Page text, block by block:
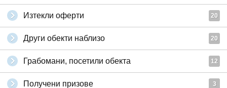
Изтекли оферти 20
Други обекти наблизо 20
Грабомани, посетили обекта 12
Получени призове 3